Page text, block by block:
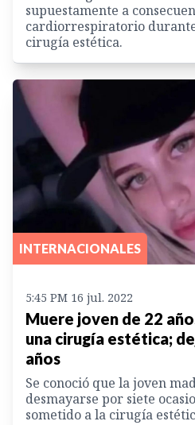
supuestamente a
cardiorrespiratorio
cirugía estética.
INTERNACIONALES
5:45 PM 16 jul. 2022
Muere joven de 22
una cirugía estética;
años
Se conoció que la joven
desmayarse por siete
sometido a la cirugía